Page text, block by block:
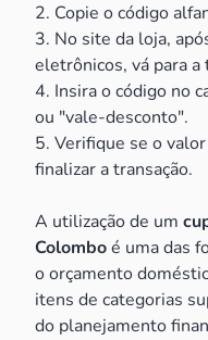
2. Copie o código
3. No site da loja,
eletrônicos, vá para
4. Insira o código no
ou "vale-desconto".
5. Verifique se o
finalizar a transação.
A utilização de um
Colomboé uma das
o orçamento
itens de categorias
do planejamento